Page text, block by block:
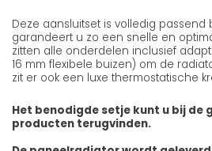
Deze aansluitset is volledig passend
garandeert u zo een snelle en
zitten alle onderdelen inclusief
16 mm flexibele buizen) om de
zit er ook een luxe thermostatische
Het benodigde setje kunt u bij de
producten terugvinden.